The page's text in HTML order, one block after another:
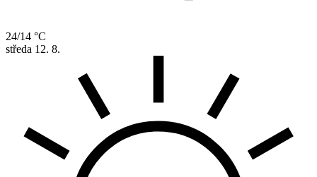
24/14 °C
středa 12. 8.